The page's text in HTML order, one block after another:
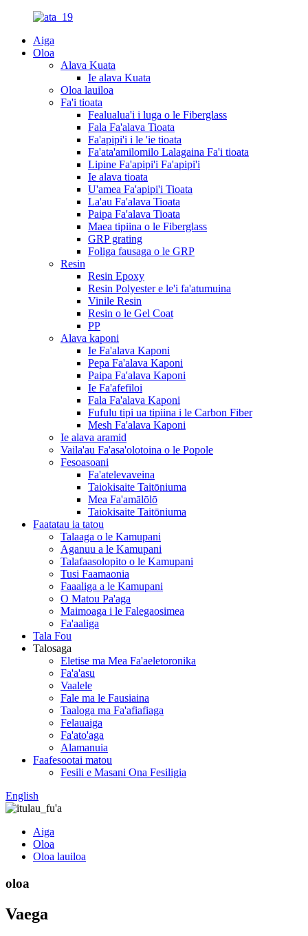
Aiga
Oloa
Alava Kuata
Ie alava Kuata
Oloa lauiloa
Fa'i tioata
Fealualua'i i luga o le Fiberglass
Fala Fa'alava Tioata
Fa'apipi'i i le 'ie tioata
Fa'ata'amilomilo Lalagaina Fa'i tioata
Lipine Fa'apipi'i Fa'apipi'i
Ie alava tioata
U'amea Fa'apipi'i Tioata
La'au Fa'alava Tioata
Paipa Fa'alava Tioata
Maea tipiina o le Fiberglass
GRP grating
Foliga fausaga o le GRP
Resin
Resin Epoxy
Resin Polyester e le'i fa'atumuina
Vinile Resin
Resin o le Gel Coat
PP
Alava kaponi
Ie Fa'alava Kaponi
Pepa Fa'alava Kaponi
Paipa Fa'alava Kaponi
Ie Fa'afefiloi
Fala Fa'alava Kaponi
Fufulu tipi ua tipiina i le Carbon Fiber
Mesh Fa'alava Kaponi
Ie alava aramid
Vaila'au Fa'asa'olotoina o le Popole
Fesoasoani
Fa'atelevaveina
Taiokisaite Taitōniuma
Mea Fa'amālōlō
Taiokisaite Taitōniuma
Faatatau ia tatou
Talaaga o le Kamupani
Aganuu a le Kamupani
Talafaasolopito o le Kamupani
Tusi Faamaonia
Faaaliga a le Kamupani
O Matou Pa'aga
Maimoaga i le Falegaosimea
Fa'aaliga
Tala Fou
Talosaga
Eletise ma Mea Fa'aeletoronika
Fa'a'asu
Vaalele
Fale ma le Fausiaina
Taaloga ma Fa'afiafiaga
Felauaiga
Fa'ato'aga
Alamanuia
Faafesootai matou
Fesili e Masani Ona Fesiligia
English
Aiga
Oloa
Oloa lauiloa
oloa
Vaega